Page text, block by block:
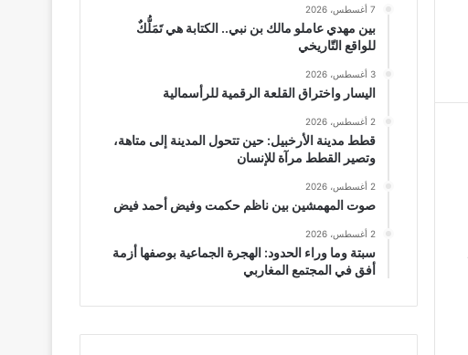
7 أغسطس، 2026
بين مهدي عاملو مالك بن نبي.. الكتابة هي تَمَلُّكٌ
للواقع التّاريخي
3 أغسطس، 2026
اليسار واختراق القلعة الرقمية للرأسمالية
2 أغسطس، 2026
قطط مدينة الأرخبيل: حين تتحول المدينة إلى متاهة،
وتصير القطط مرآة للإنسان
2 أغسطس، 2026
صوت المهمشين بين ناظم حكمت وفيض أحمد فيض
2 أغسطس، 2026
سبتة وما وراء الحدود: الهجرة الجماعية بوصفها أزمة
أفق في المجتمع المغاربي